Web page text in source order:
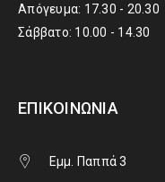
Απόγευμα: 17.30 - 20.30
Σάββατο: 10.00 - 14.30
ΕΠΙΚΟΙΝΩΝΊΑ
Εμμ. Παππά 3